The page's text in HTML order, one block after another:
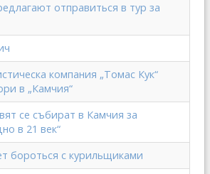
отправиться в тур за
компания „Томас Кук“
в „Камчия“
се събират в Камчия за
в 21 век“
бороться с курильщиками